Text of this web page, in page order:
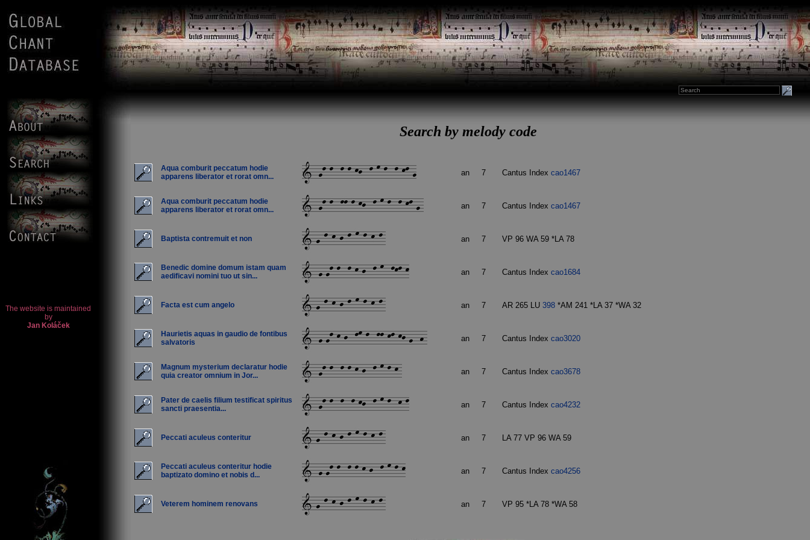
Search by melody code
Aqua comburit peccatum hodie
apparens liberator et rorat omn...
an 7 Cantus Index cao1467
Aqua comburit peccatum hodie
apparens liberator et rorat omn...
an 7 Cantus Index cao1467
Baptista contremuit et non an 7 VP 96 WA 59 *LA 78
Benedic domine domum istam quam
aedificavi nomini tuo ut sin...
an 7 Cantus Index cao1684
Facta est cum angelo an 7 AR 265 LU 398 *AM 241 *LA 37 *WA 32
Haurietis aquas in gaudio de fontibus
salvatoris
an 7 Cantus Index cao3020
Magnum mysterium declaratur hodie
quia creator omnium in Jor...
an 7 Cantus Index cao3678
Pater de caelis filium testificat spiritus
sancti praesentia...
an 7 Cantus Index cao4232
Peccati aculeus conteritur an 7 LA 77 VP 96 WA 59
Peccati aculeus conteritur hodie
baptizato domino et nobis d...
an 7 Cantus Index cao4256
Veterem hominem renovans an 7 VP 95 *LA 78 *WA 58